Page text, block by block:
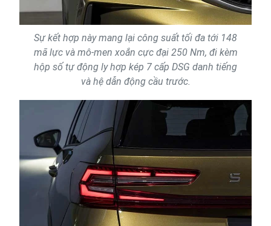
Sự kết hợp này mang lại công suất tối đa tới 148
mã lực và mô-men xoắn cực đại 250 Nm, đi kèm
hộp số tự động ly hợp kép 7 cấp DSG danh tiếng
và hệ dẫn động cầu trước.